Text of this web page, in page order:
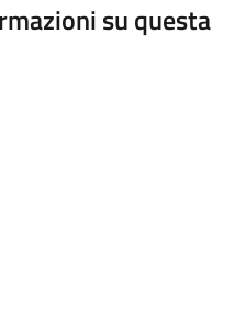
su questa